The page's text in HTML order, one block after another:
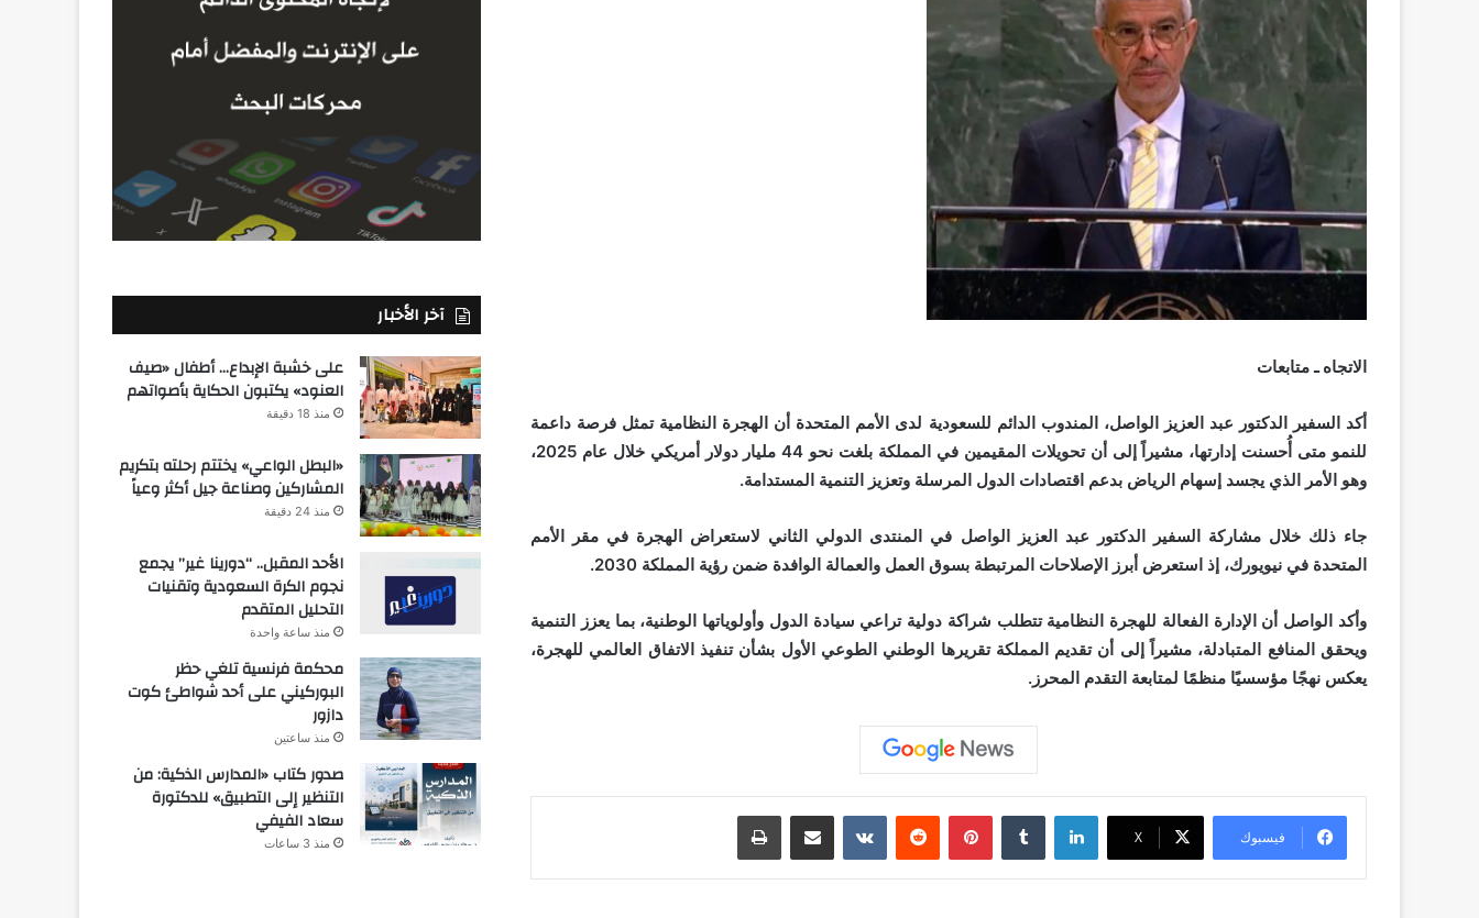
الاتجاه ـ متابعات
أكد السفير الدكتور عبد العزيز الواصل، المندوب الدائم للسعودية لدى الأمم المتحدة أن الهجرة النظامية تمثل فرصة داعمة
للنمو متى أُحسنت إدارتها، مشيراً إلى أن تحويلات المقيمين في المملكة بلغت نحو 44 مليار دولار أمريكي خلال عام 2025،
وهو الأمر الذي يجسد إسهام الرياض بدعم اقتصادات الدول المرسلة وتعزيز التنمية المستدامة.
جاء ذلك خلال مشاركة السفير الدكتور عبد العزيز الواصل في المنتدى الدولي الثاني لاستعراض الهجرة في مقر الأمم
المتحدة في نيويورك، إذ استعرض أبرز الإصلاحات المرتبطة بسوق العمل والعمالة الوافدة ضمن رؤية المملكة 2030.
وأكد الواصل أن الإدارة الفعالة للهجرة النظامية تتطلب شراكة دولية تراعي سيادة الدول وأولوياتها الوطنية، بما يعزز التنمية
ويحقق المنافع المتبادلة، مشيراً إلى أن تقديم المملكة تقريرها الوطني الطوعي الأول بشأن تنفيذ الاتفاق العالمي للهجرة،
يعكس نهجًا مؤسسيًا منظمًا لمتابعة التقدم المحرز.
فيسبوك ‫X
لينكدإن بينتيريست مشاركة عبر البريد طباعة
آخر الأخبار
على خشبة الإبداع… أطفال «صيف
العنود» يكتبون الحكاية بأصواتهم
منذ 18 دقيقة
«البطل الواعي» يختتم رحلته بتكريم
المشاركين وصناعة جيل أكثر وعياً
منذ 24 دقيقة
الأحد المقبل.. “دورينا غير” يجمع
نجوم الكرة السعودية وتقنيات
التحليل المتقدم
منذ ساعة واحدة
محكمة فرنسية تلغي حظر
البوركيني على أحد شواطئ كوت
دازور
منذ ساعتين
صدور كتاب «المدارس الذكية: من
التنظير إلى التطبيق» للدكتورة
سعاد الفيفي
منذ 3 ساعات